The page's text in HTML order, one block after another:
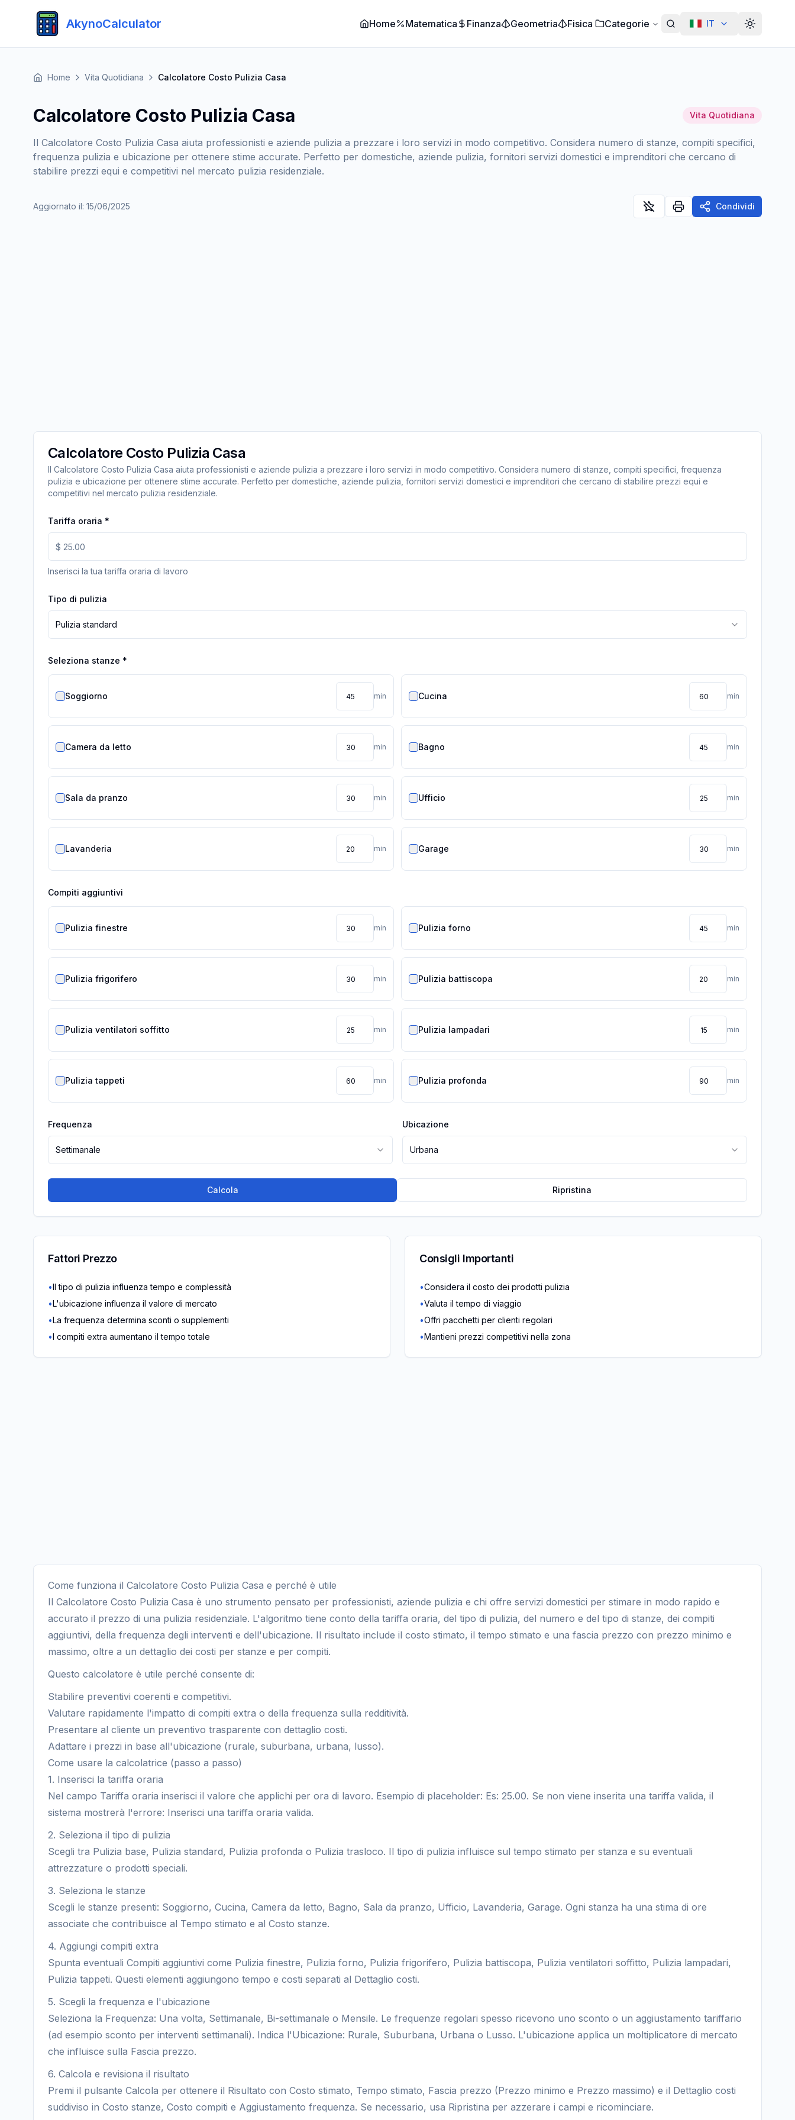
AkynoCalculator Home Matematica Finanza Geometria Fisica Categorie IT Alterar
Home Vita Quotidiana Calcolatore Costo Pulizia Casa
Calcolatore Costo Pulizia Casa Vita Quotidiana
Il Calcolatore Costo Pulizia Casa aiuta professionisti e aziende pulizia a prezzare i loro servizi in modo competitivo. Considera numero di stanze, compiti specifici,
frequenza pulizia e ubicazione per ottenere stime accurate. Perfetto per domestiche, aziende pulizia, fornitori servizi domestici e imprenditori che cercano di
stabilire prezzi equi e competitivi nel mercato pulizia residenziale.
Aggiornato il: 15/06/2025 Condividi
Calcolatore Costo Pulizia Casa
Il Calcolatore Costo Pulizia Casa aiuta professionisti e aziende pulizia a prezzare i loro servizi in modo competitivo. Considera numero di stanze, compiti specifici, frequenza
pulizia e ubicazione per ottenere stime accurate. Perfetto per domestiche, aziende pulizia, fornitori servizi domestici e imprenditori che cercano di stabilire prezzi equi e
competitivi nel mercato pulizia residenziale.
Tariffa oraria *
Inserisci la tua tariffa oraria di lavoro
Tipo di pulizia
Pulizia standard
Seleziona stanze *
Soggiorno min Cucina min
Camera da letto min Bagno min
Sala da pranzo min Ufficio min
Lavanderia min Garage min
Compiti aggiuntivi
Pulizia finestre min Pulizia forno min
Pulizia frigorifero min Pulizia battiscopa min
Pulizia ventilatori soffitto min Pulizia lampadari min
Pulizia tappeti min Pulizia profonda min
Frequenza
Settimanale
Ubicazione
Urbana
Calcola Ripristina
Fattori Prezzo
•Il tipo di pulizia influenza tempo e complessità
•L'ubicazione influenza il valore di mercato
•La frequenza determina sconti o supplementi
•I compiti extra aumentano il tempo totale
Consigli Importanti
•Considera il costo dei prodotti pulizia
•Valuta il tempo di viaggio
•Offri pacchetti per clienti regolari
•Mantieni prezzi competitivi nella zona
Come funziona il Calcolatore Costo Pulizia Casa e perché è utile
Il Calcolatore Costo Pulizia Casa è uno strumento pensato per professionisti, aziende pulizia e chi offre servizi domestici per stimare in modo rapido e
accurato il prezzo di una pulizia residenziale. L'algoritmo tiene conto della tariffa oraria, del tipo di pulizia, del numero e del tipo di stanze, dei compiti
aggiuntivi, della frequenza degli interventi e dell'ubicazione. Il risultato include il costo stimato, il tempo stimato e una fascia prezzo con prezzo minimo e
massimo, oltre a un dettaglio dei costi per stanze e per compiti.
Questo calcolatore è utile perché consente di:
Stabilire preventivi coerenti e competitivi.
Valutare rapidamente l'impatto di compiti extra o della frequenza sulla redditività.
Presentare al cliente un preventivo trasparente con dettaglio costi.
Adattare i prezzi in base all'ubicazione (rurale, suburbana, urbana, lusso).
Come usare la calcolatrice (passo a passo)
1. Inserisci la tariffa oraria
Nel campo Tariffa oraria inserisci il valore che applichi per ora di lavoro. Esempio di placeholder: Es: 25.00. Se non viene inserita una tariffa valida, il
sistema mostrerà l'errore: Inserisci una tariffa oraria valida.
2. Seleziona il tipo di pulizia
Scegli tra Pulizia base, Pulizia standard, Pulizia profonda o Pulizia trasloco. Il tipo di pulizia influisce sul tempo stimato per stanza e su eventuali
attrezzature o prodotti speciali.
3. Seleziona le stanze
Scegli le stanze presenti: Soggiorno, Cucina, Camera da letto, Bagno, Sala da pranzo, Ufficio, Lavanderia, Garage. Ogni stanza ha una stima di ore
associate che contribuisce al Tempo stimato e al Costo stanze.
4. Aggiungi compiti extra
Spunta eventuali Compiti aggiuntivi come Pulizia finestre, Pulizia forno, Pulizia frigorifero, Pulizia battiscopa, Pulizia ventilatori soffitto, Pulizia lampadari,
Pulizia tappeti. Questi elementi aggiungono tempo e costi separati al Dettaglio costi.
5. Scegli la frequenza e l'ubicazione
Seleziona la Frequenza: Una volta, Settimanale, Bi-settimanale o Mensile. Le frequenze regolari spesso ricevono uno sconto o un aggiustamento tariffario
(ad esempio sconto per interventi settimanali). Indica l'Ubicazione: Rurale, Suburbana, Urbana o Lusso. L'ubicazione applica un moltiplicatore di mercato
che influisce sulla Fascia prezzo.
6. Calcola e revisiona il risultato
Premi il pulsante Calcola per ottenere il Risultato con Costo stimato, Tempo stimato, Fascia prezzo (Prezzo minimo e Prezzo massimo) e il Dettaglio costi
suddiviso in Costo stanze, Costo compiti e Aggiustamento frequenza. Se necessario, usa Ripristina per azzerare i campi e ricominciare.